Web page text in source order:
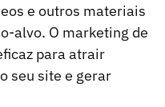
e outros materiais
alvo. O marketing de
para atrair
seu site e gerar